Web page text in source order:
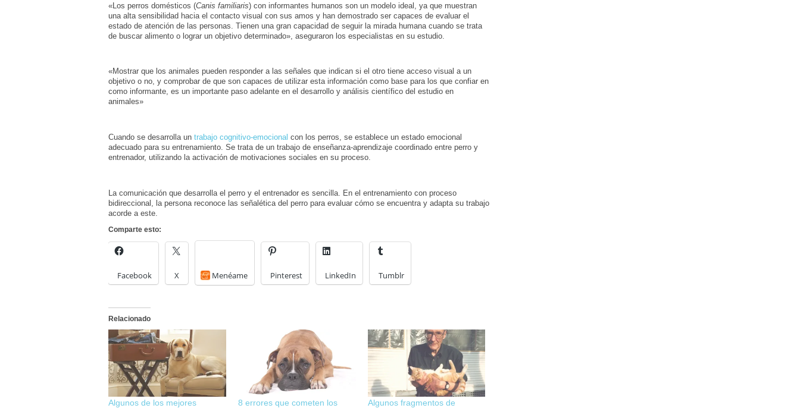
«Los perros domésticos (Canis familiaris) con informantes humanos son un modelo ideal, ya que muestran
una alta sensibilidad hacia el contacto visual con sus amos y han demostrado ser capaces de evaluar el
estado de atención de las personas. Tienen una gran capacidad de seguir la mirada humana cuando se trata
de buscar alimento o lograr un objetivo determinado», aseguraron los especialistas en su estudio.
«Mostrar que los animales pueden responder a las señales que indican si el otro tiene acceso visual a un
objetivo o no, y comprobar de que son capaces de utilizar esta información como base para los que confiar en
como informante, es un importante paso adelante en el desarrollo y análisis científico del estudio en
animales»
Cuando se desarrolla un trabajo cognitivo-emocional con los perros, se establece un estado emocional
adecuado para su entrenamiento. Se trata de un trabajo de enseñanza-aprendizaje coordinado entre perro y
entrenador, utilizando la activación de motivaciones sociales en su proceso.
La comunicación que desarrolla el perro y el entrenador es sencilla. En el entrenamiento con proceso
bidireccional, la persona reconoce las señalética del perro para evaluar cómo se encuentra y adapta su trabajo
acorde a este.
Comparte esto:
Facebook X Menéame Pinterest LinkedIn Tumblr
Relacionado
Algunos de los mejores
8 errores que cometen los
Algunos fragmentos de